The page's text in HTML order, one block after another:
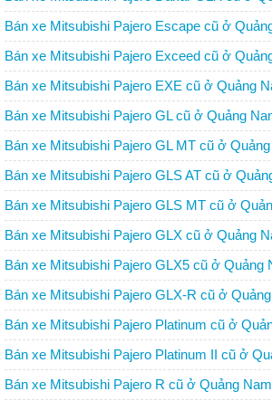
Bán xe Mitsubishi Pajero Escape cũ ở
Bán xe Mitsubishi Pajero Exceed cũ ở
Bán xe Mitsubishi Pajero EXE cũ ở Quảng
Bán xe Mitsubishi Pajero GL cũ ở Quảng
Bán xe Mitsubishi Pajero GL MT cũ ở
Bán xe Mitsubishi Pajero GLS AT cũ ở
Bán xe Mitsubishi Pajero GLS MT cũ ở
Bán xe Mitsubishi Pajero GLX cũ ở Quảng
Bán xe Mitsubishi Pajero GLX5 cũ ở Quảng
Bán xe Mitsubishi Pajero GLX-R cũ ở
Bán xe Mitsubishi Pajero Platinum cũ ở
Bán xe Mitsubishi Pajero Platinum II cũ ở
Bán xe Mitsubishi Pajero R cũ ở Quảng Nam